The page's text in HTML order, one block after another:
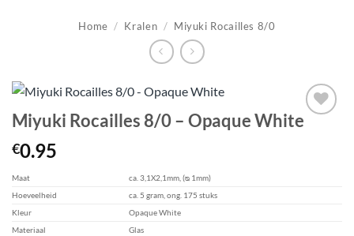
Home / Kralen / Miyuki Rocailles 8/0
Aan
Miyuki Rocailles 8/0 – Opaque White
€0.95
Maat
ca. 3,1X2,1mm, (ᴓ 1mm)
Hoeveelheid
ca. 5 gram, ong. 175 stuks
Kleur
Opaque White
Materiaal
Glas